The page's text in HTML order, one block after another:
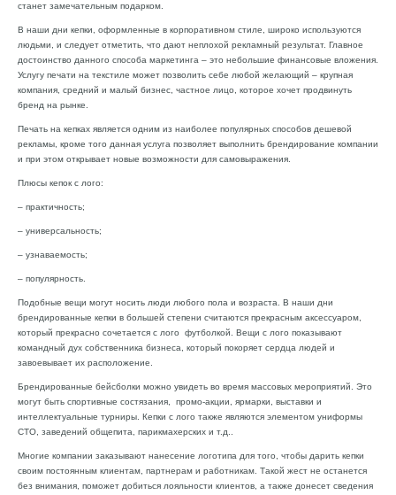
станет замечательным подарком.
В наши дни кепки, оформленные в корпоративном стиле, широко используются
людьми, и следует отметить, что дают неплохой рекламный результат. Главное
достоинство данного способа маркетинга – это небольшие финансовые вложения.
Услугу печати на текстиле может позволить себе любой желающий – крупная
компания, средний и малый бизнес, частное лицо, которое хочет продвинуть
бренд на рынке.
Печать на кепках является одним из наиболее популярных способов дешевой
рекламы, кроме того данная услуга позволяет выполнить брендирование компании
и при этом открывает новые возможности для самовыражения.
Плюсы кепок с лого:
– практичность;
– универсальность;
– узнаваемость;
– популярность.
Подобные вещи могут носить люди любого пола и возраста. В наши дни
брендированные кепки в большей степени считаются прекрасным аксессуаром,
который прекрасно сочетается с лого футболкой. Вещи с лого показывают
командный дух собственника бизнеса, который покоряет сердца людей и
завоевывает их расположение.
Брендированные бейсболки можно увидеть во время массовых мероприятий. Это
могут быть спортивные состязания, промо-акции, ярмарки, выставки и
интеллектуальные турниры. Кепки с лого также являются элементом униформы
СТО, заведений общепита, парикмахерских и т.д..
Многие компании заказывают нанесение логотипа для того, чтобы дарить кепки
своим постоянным клиентам, партнерам и работникам. Такой жест не останется
без внимания, поможет добиться лояльности клиентов, а также донесет сведения